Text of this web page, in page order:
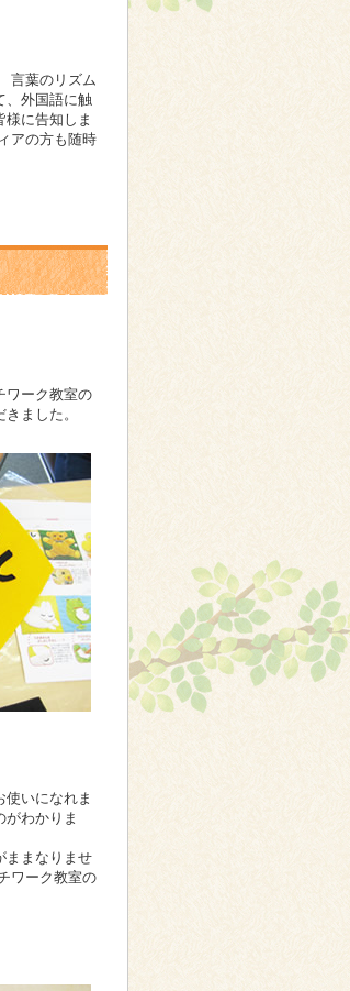
言葉のリズム
、外国語に触
に告知しま
アの方も随時
ワーク教室の
ました。
いになれま
わかりま
ままなりませ
ワーク教室の